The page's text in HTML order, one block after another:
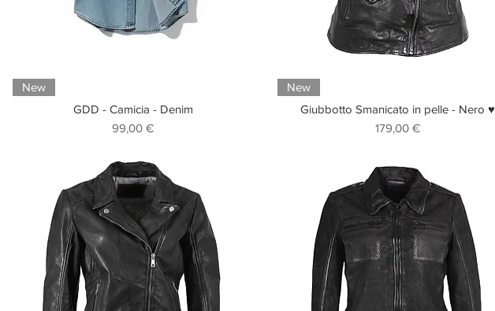
New
GDD - Camicia - Denim
Prezzo
99,00 €
New
Giubbotto Smanicato in pelle - Nero ♥
Prezzo
179,00 €